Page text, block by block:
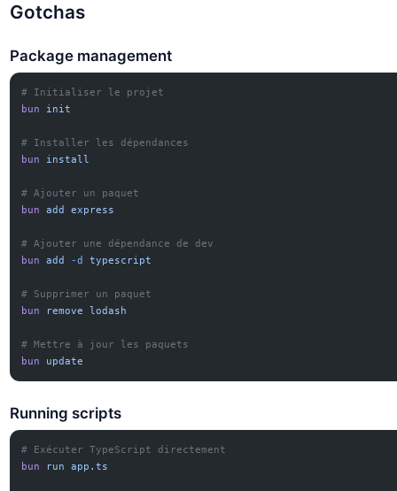
Gotchas
Package management
# Initialiser le projet
bun
init
# Installer les dépendances
bun
install
# Ajouter un paquet
bun
add express
# Ajouter une dépendance de dev
bun
add -d typescript
# Supprimer un paquet
bun
remove lodash
# Mettre à jour les paquets
bun
update
Running scripts
# Exécuter TypeScript directement
bun
run app.ts